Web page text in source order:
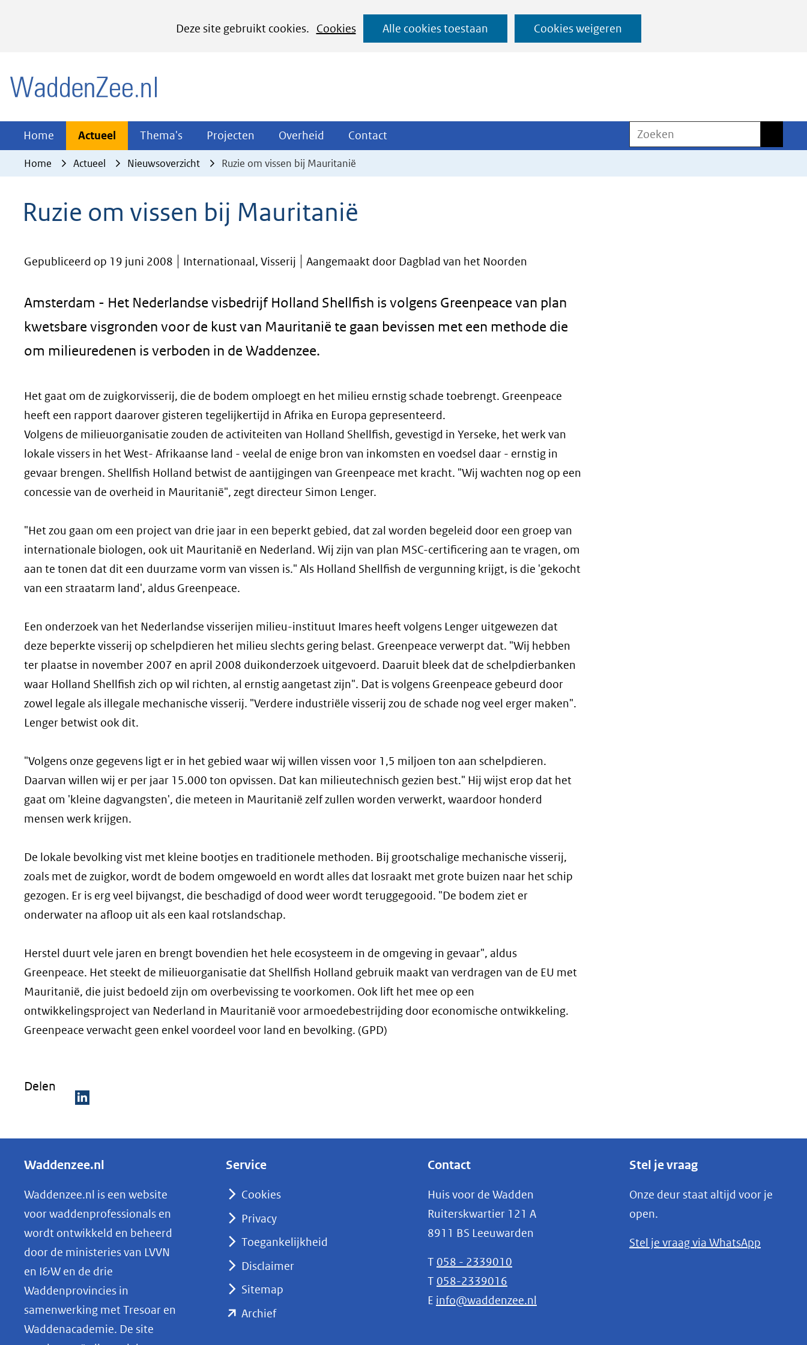
Deze site gebruikt cookies.
Cookies
het
cookies
website
worden
Alle cookies toestaan Cookies weigeren
Ga
naar
Home Actueel Actueel
Uitklappen
Thema's Thema's
Uitklappen
Projecten Projecten
Uitklappen
Overheid Overheid
Uitklappen
Contact
Uitklappen
Zoeken
Home Actueel Nieuwsoverzicht Ruzie om vissen bij Mauritanië
Ruzie om vissen bij Mauritanië
Gepubliceerd op 19 juni 2008 Internationaal, Visserij Aangemaakt door Dagblad van het Noorden
Amsterdam - Het Nederlandse visbedrijf Holland Shellfish is volgens Greenpeace van plan
kwetsbare visgronden voor de kust van Mauritanië te gaan bevissen met een methode die
om milieuredenen is verboden in de Waddenzee.
Het gaat om de zuigkorvisserij, die de bodem omploegt en het milieu ernstig schade toebrengt. Greenpeace
heeft een rapport daarover gisteren tegelijkertijd in Afrika en Europa gepresenteerd.
Volgens de milieuorganisatie zouden de activiteiten van Holland Shellfish, gevestigd in Yerseke, het werk van
lokale vissers in het West- Afrikaanse land - veelal de enige bron van inkomsten en voedsel daar - ernstig in
gevaar brengen. Shellfish Holland betwist de aantijgingen van Greenpeace met kracht. "Wij wachten nog op een
concessie van de overheid in Mauritanië", zegt directeur Simon Lenger.
"Het zou gaan om een project van drie jaar in een beperkt gebied, dat zal worden begeleid door een groep van
internationale biologen, ook uit Mauritanië en Nederland. Wij zijn van plan MSC-certificering aan te vragen, om
aan te tonen dat dit een duurzame vorm van vissen is." Als Holland Shellfish de vergunning krijgt, is die 'gekocht
van een straatarm land', aldus Greenpeace.
Een onderzoek van het Nederlandse visserijen milieu-instituut Imares heeft volgens Lenger uitgewezen dat
deze beperkte visserij op schelpdieren het milieu slechts gering belast. Greenpeace verwerpt dat. "Wij hebben
ter plaatse in november 2007 en april 2008 duikonderzoek uitgevoerd. Daaruit bleek dat de schelpdierbanken
waar Holland Shellfish zich op wil richten, al ernstig aangetast zijn". Dat is volgens Greenpeace gebeurd door
zowel legale als illegale mechanische visserij. "Verdere industriële visserij zou de schade nog veel erger maken".
Lenger betwist ook dit.
"Volgens onze gegevens ligt er in het gebied waar wij willen vissen voor 1,5 miljoen ton aan schelpdieren.
Daarvan willen wij er per jaar 15.000 ton opvissen. Dat kan milieutechnisch gezien best." Hij wijst erop dat het
gaat om 'kleine dagvangsten', die meteen in Mauritanië zelf zullen worden verwerkt, waardoor honderd
mensen werk krijgen.
De lokale bevolking vist met kleine bootjes en traditionele methoden. Bij grootschalige mechanische visserij,
zoals met de zuigkor, wordt de bodem omgewoeld en wordt alles dat losraakt met grote buizen naar het schip
gezogen. Er is erg veel bijvangst, die beschadigd of dood weer wordt teruggegooid. "De bodem ziet er
onderwater na afloop uit als een kaal rotslandschap.
Herstel duurt vele jaren en brengt bovendien het hele ecosysteem in de omgeving in gevaar", aldus
Greenpeace. Het steekt de milieuorganisatie dat Shellfish Holland gebruik maakt van verdragen van de EU met
Mauritanië, die juist bedoeld zijn om overbevissing te voorkomen. Ook lift het mee op een
ontwikkelingsproject van Nederland in Mauritanië voor armoedebestrijding door economische ontwikkeling.
Greenpeace verwacht geen enkel voordeel voor land en bevolking. (GPD)
Delen
e
e
n
o
p
L
k
e
d
Waddenzee.nl
Waddenzee.nl is een website
voor waddenprofessionals en
wordt ontwikkeld en beheerd
door de ministeries van LVVN
en I&W en de drie
Waddenprovincies in
samenwerking met Tresoar en
Waddenacademie. De site
Service
Cookies
Privacy
Toegankelijkheid
Disclaimer
Sitemap
Archief(opent
Contact
Huis voor de Wadden
Ruiterskwartier 121 A
8911 BS Leeuwarden
T 058 - 2339010
T 058-2339016
E info@waddenzee.nl
Stel je vraag
Onze deur staat altijd voor je
open.
Stel je vraag via WhatsApp